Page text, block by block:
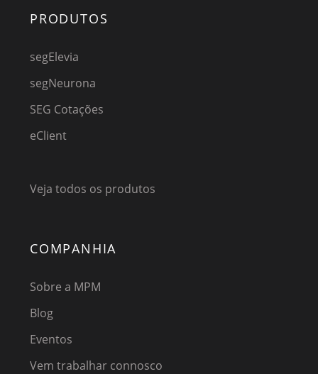
PRODUTOS
segElevia
segNeurona
SEG Cotações
eClient
Veja todos os produtos
COMPANHIA
Sobre a MPM
Blog
Eventos
Vem trabalhar connosco